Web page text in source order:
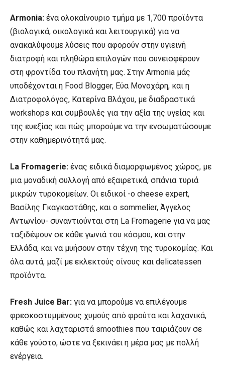
Armonia: ένα ολοκαίνουριο τμήμα με 1,700 προϊόντα
(βιολογικά, οικολογικά και λειτουργικά) για να
ανακαλύψουμε λύσεις που αφορούν στην υγιεινή
διατροφή και πληθώρα επιλογών που συνεισφέρουν
στη φροντίδα του πλανήτη μας. Στην Armonia μάς
υποδέχονται η Food Blogger, Εύα Μονοχάρη, και η
Διατροφολόγος, Κατερίνα Βλάχου, με διαδραστικά
workshops και συμβουλές για την αξία της υγείας και
της ευεξίας και πώς μπορούμε να την ενσωματώσουμε
στην καθημερινότητά μας.
La Fromagerie: ένας ειδικά διαμορφωμένος χώρος, με
μια μοναδική συλλογή από εξαιρετικά, σπάνια τυριά
μικρών τυροκομείων. Οι ειδικοί -ο cheese expert,
Βασίλης Γκαγκαστάθης, και ο sommelier, Άγγελος
Αντωνίου- συναντιούνται στη La Fromagerie για να μας
ταξιδέψουν σε κάθε γωνιά του κόσμου, και στην
Ελλάδα, και να μυήσουν στην τέχνη της τυροκομίας. Και
όλα αυτά, μαζί με εκλεκτούς οίνους και delicatessen
προϊόντα.
Fresh Juice Bar: για να μπορούμε να επιλέγουμε
φρεσκοστυμμένους χυμούς από φρούτα και λαχανικά,
καθώς και λαχταριστά smoothies που ταιριάζουν σε
κάθε γούστο, ώστε να ξεκινάει η μέρα μας με πολλή
ενέργεια.